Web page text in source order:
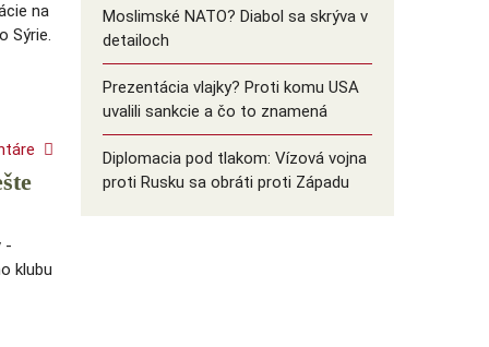
na
Sýrie.
-
klubu
Moslimské NATO? Diabol sa skrýva v
detailoch
Prezentácia vlajky? Proti komu USA
uvalili sankcie a čo to znamená
Diplomacia pod tlakom: Vízová vojna
proti Rusku sa obráti proti Západu